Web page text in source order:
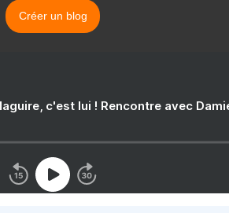
Créer un blog
c'est lui ! Rencontre avec